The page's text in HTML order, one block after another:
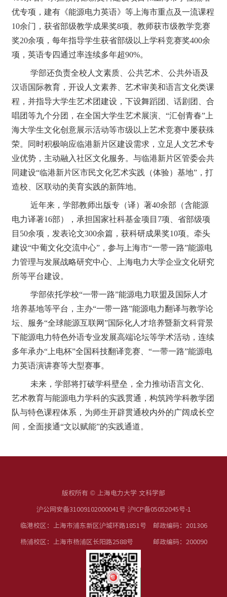
优专项，建有《能源电力英语》等上海市重点及一流课程
10余门，获省部级教学成果奖8项。教师获市级教学竞赛
奖20余项，每年指导学生获省部级以上学科竞赛奖400余
项，英语专四通过率连续多年超90%。
学部还负责全校人文素质、公共艺术、公共外语及
汉语国际教育，开设人文素养、艺术审美和语言文化类课
程，并指导大学生艺术团建设，下设舞蹈团、话剧团、合
唱团等九个分团，在全国大学生艺术展演、“汇创青春”上
海大学生文化创意展示活动等市级以上艺术竞赛中屡获殊
荣。同时积极响应临港新片区建设需求，立足人文艺术专
业优势，主动融入社区文化服务。与临港新片区管委会共
同建设“临港新片区市民文化艺术实践（体验）基地”，打
造校、区联动的美育实践的新阵地。
近年来，学部教师出版专（译）著40余部（含能源
电力译著16部），承担国家社科基金项目7项、省部级项
目50余项，发表论文300余篇，获科研成果奖10项。牵头
建设“中葡文化交流中心”，参与上海市“一带一路”能源电
力管理与发展战略研究中心、上海电力大学企业文化研究
所等平台建设。
学部依托学校“一带一路”能源电力联盟及国际人才
培养基地等平台，主办“一带一路”能源电力翻译与教学论
坛、服务“全球能源互联网”国际化人才培养暨新文科背景
下能源电力特色外语专业发展高端论坛等学术活动，连续
多年承办“上电杯”全国科技翻译竞赛、“一带一路”能源电
力英语演讲赛等大型赛事。
未来，学部将打破学科壁垒，全力推动语言文化、
艺术教育与能源电力学科的实践贯通，构筑跨学科教学团
队与特色课程体系，为师生开辟贯通校内外的广阔成长空
间，全面接通“文以赋能”的实践通道。
版权所有 © 上海电力大学 文科学部
沪公网安备31009102000041号 沪ICP备05052045号-1
临港校区：上海市浦东新区沪城环路1851号 邮政编码：201306
杨浦校区：上海市杨浦区长阳路2588号 邮政编码：200090